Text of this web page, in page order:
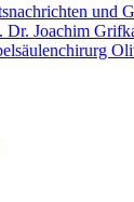
und
Dr. Joachim